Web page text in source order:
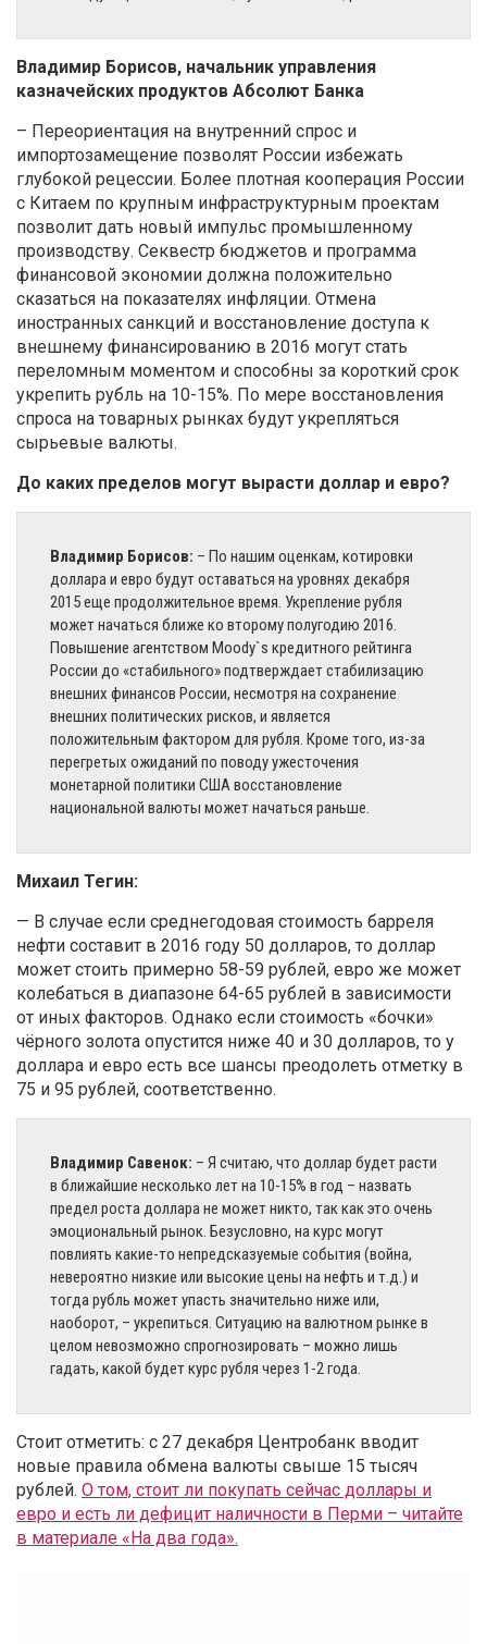
Владимир Борисов, начальник управления
казначейских продуктов Абсолют Банка
– Переориентация на внутренний спрос и
импортозамещение позволят России избежать
глубокой рецессии. Более плотная кооперация России
с Китаем по крупным инфраструктурным проектам
позволит дать новый импульс промышленному
производству. Секвестр бюджетов и программа
финансовой экономии должна положительно
сказаться на показателях инфляции. Отмена
иностранных санкций и восстановление доступа к
внешнему финансированию в 2016 могут стать
переломным моментом и способны за короткий срок
укрепить рубль на 10-15%. По мере восстановления
спроса на товарных рынках будут укрепляться
сырьевые валюты.
До каких пределов могут вырасти доллар и евро?
Владимир Борисов: – По нашим оценкам, котировки
доллара и евро будут оставаться на уровнях декабря
2015 еще продолжительное время. Укрепление рубля
может начаться ближе ко второму полугодию 2016.
Повышение агентством Moody`s кредитного рейтинга
России до «стабильного» подтверждает стабилизацию
внешних финансов России, несмотря на сохранение
внешних политических рисков, и является
положительным фактором для рубля. Кроме того, из-за
перегретых ожиданий по поводу ужесточения
монетарной политики США восстановление
национальной валюты может начаться раньше.
Михаил Тегин:
— В случае если среднегодовая стоимость барреля
нефти составит в 2016 году 50 долларов, то доллар
может стоить примерно 58-59 рублей, евро же может
колебаться в диапазоне 64-65 рублей в зависимости
от иных факторов. Однако если стоимость «бочки»
чёрного золота опустится ниже 40 и 30 долларов, то у
доллара и евро есть все шансы преодолеть отметку в
75 и 95 рублей, соответственно.
Владимир Савенок: – Я считаю, что доллар будет расти
в ближайшие несколько лет на 10-15% в год – назвать
предел роста доллара не может никто, так как это очень
эмоциональный рынок. Безусловно, на курс могут
повлиять какие-то непредсказуемые события (война,
невероятно низкие или высокие цены на нефть и т.д.) и
тогда рубль может упасть значительно ниже или,
наоборот, – укрепиться. Ситуацию на валютном рынке в
целом невозможно спрогнозировать – можно лишь
гадать, какой будет курс рубля через 1-2 года.
Стоит отметить: с 27 декабря Центробанк вводит
новые правила обмена валюты свыше 15 тысяч
рублей. О том, стоит ли покупать сейчас доллары и
евро и есть ли дефицит наличности в Перми – читайте
в материале «На два года».